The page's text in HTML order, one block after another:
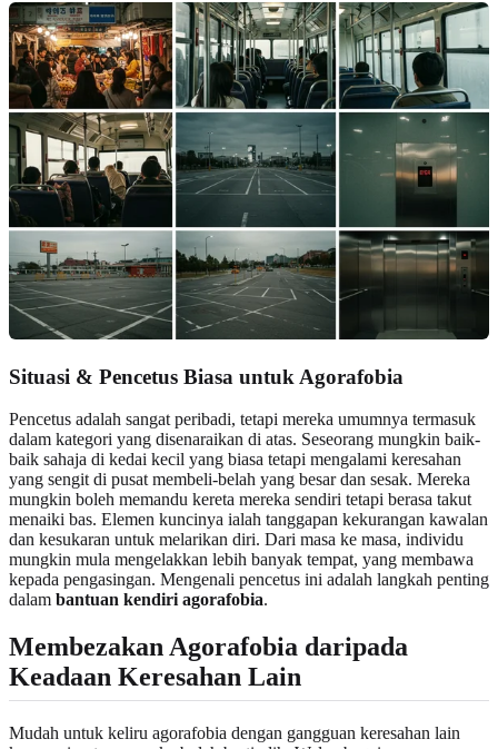
Situasi & Pencetus Biasa untuk Agorafobia
Pencetus adalah sangat peribadi, tetapi mereka umumnya termasuk
dalam kategori yang disenaraikan di atas. Seseorang mungkin baik-
baik sahaja di kedai kecil yang biasa tetapi mengalami keresahan
yang sengit di pusat membeli-belah yang besar dan sesak. Mereka
mungkin boleh memandu kereta mereka sendiri tetapi berasa takut
menaiki bas. Elemen kuncinya ialah tanggapan kekurangan kawalan
dan kesukaran untuk melarikan diri. Dari masa ke masa, individu
mungkin mula mengelakkan lebih banyak tempat, yang membawa
kepada pengasingan. Mengenali pencetus ini adalah langkah penting
dalam bantuan kendiri agorafobia.
Membezakan Agorafobia daripada
Keadaan Keresahan Lain
Mudah untuk keliru agorafobia dengan gangguan keresahan lain